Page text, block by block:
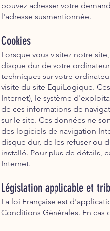
pouvez adresser votre
l'adresse susmentionnée.
Cookies
Lorsque vous visitez notre
disque dur de votre
techniques sur votre
visite du site EquiLogique.
Internet), le système
de ces informations de
sur le site. Ces données ne
des logiciels de navigation
disque dur, de les refuser ou
installé. Pour plus de détails,
Internet.
Législation applicable et
La loi Française est
Conditions Générales. En cas